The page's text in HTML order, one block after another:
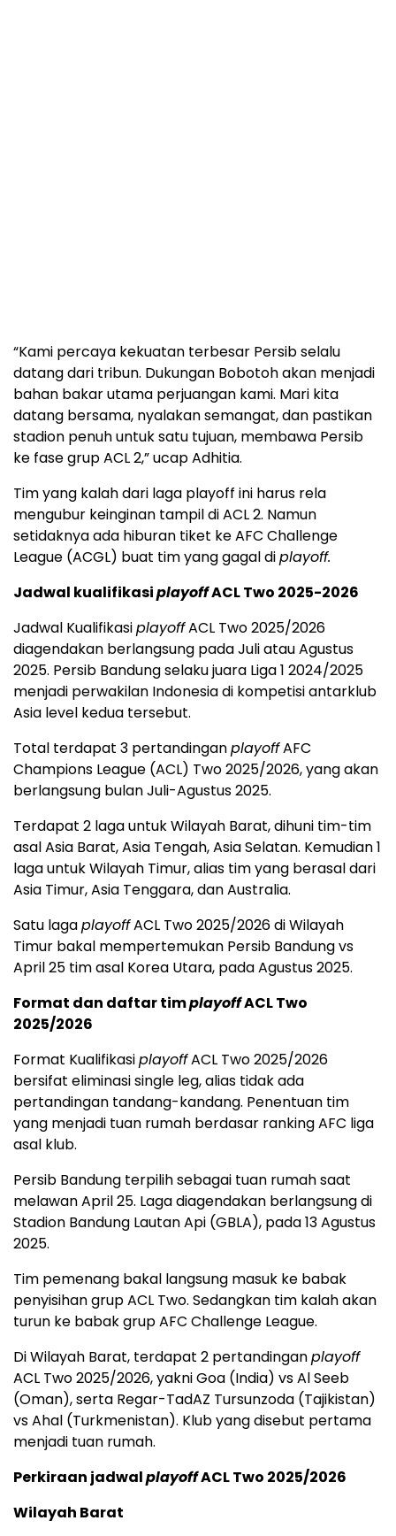
“Kami percaya kekuatan terbesar Persib selalu
datang dari tribun. Dukungan Bobotoh akan menjadi
bahan bakar utama perjuangan kami. Mari kita
datang bersama, nyalakan semangat, dan pastikan
stadion penuh untuk satu tujuan, membawa Persib
ke fase grup ACL 2,” ucap Adhitia.
Tim yang kalah dari laga playoff ini harus rela
mengubur keinginan tampil di ACL 2. Namun
setidaknya ada hiburan tiket ke AFC Challenge
League (ACGL) buat tim yang gagal diplayoff.
Jadwal kualifikasiplayoffACL Two 2025-2026
Jadwal KualifikasiplayoffACL Two 2025/2026
diagendakan berlangsung pada Juli atau Agustus
2025. Persib Bandung selaku juara Liga 1 2024/2025
menjadi perwakilan Indonesia di kompetisi antarklub
Asia level kedua tersebut.
Total terdapat 3 pertandinganplayoffAFC
Champions League (ACL) Two 2025/2026, yang akan
berlangsung bulan Juli-Agustus 2025.
Terdapat 2 laga untuk Wilayah Barat, dihuni tim-tim
asal Asia Barat, Asia Tengah, Asia Selatan. Kemudian 1
laga untuk Wilayah Timur, alias tim yang berasal dari
Asia Timur, Asia Tenggara, dan Australia.
Satu lagaplayoffACL Two 2025/2026 di Wilayah
Timur bakal mempertemukan Persib Bandung vs
April 25 tim asal Korea Utara, pada Agustus 2025.
Format dan daftar timplayoffACL Two
2025/2026
Format KualifikasiplayoffACL Two 2025/2026
bersifat eliminasi single leg, alias tidak ada
pertandingan tandang-kandang. Penentuan tim
yang menjadi tuan rumah berdasar ranking AFC liga
asal klub.
Persib Bandung terpilih sebagai tuan rumah saat
melawan April 25. Laga diagendakan berlangsung di
Stadion Bandung Lautan Api (GBLA), pada 13 Agustus
2025.
Tim pemenang bakal langsung masuk ke babak
penyisihan grup ACL Two. Sedangkan tim kalah akan
turun ke babak grup AFC Challenge League.
Di Wilayah Barat, terdapat 2 pertandinganplayoff
ACL Two 2025/2026, yakni Goa (India) vs Al Seeb
(Oman), serta Regar-TadAZ Tursunzoda (Tajikistan)
vs Ahal (Turkmenistan). Klub yang disebut pertama
menjadi tuan rumah.
Perkiraan jadwalplayoffACL Two 2025/2026
Wilayah Barat